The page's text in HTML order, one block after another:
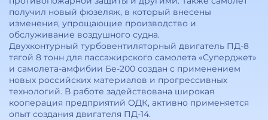
получил новый фюзеляж, в который внесены
изменения, упрощающие производство и
обслуживание воздушного судна.
Двухконтурный турбовентиляторный двигатель ПД-8
тягой 8 тонн для пассажирского самолета «Суперджет»
и самолета-амфибии Бе-200 создан с применением
новых российских материалов и прогрессивных
технологий. В работе задействована широкая
кооперация предприятий ОДК, активно применяется
опыт создания двигателя ПД-14.